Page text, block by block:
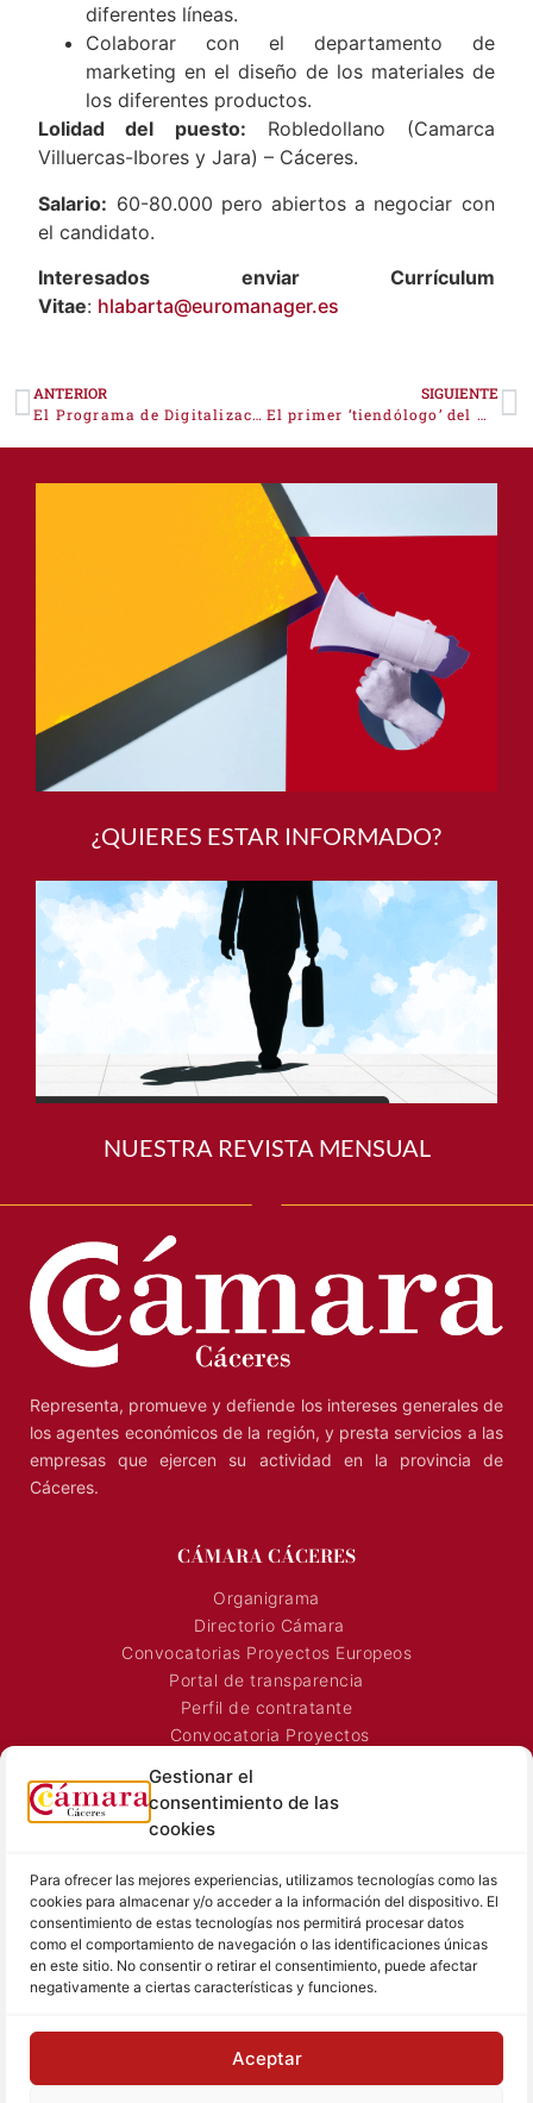
Gestionar el
consentimiento de las
cookies
Para ofrecer las mejores experiencias, utilizamos tecnologías como las
cookies para almacenar y/o acceder a la información del dispositivo. El
consentimiento de estas tecnologías nos permitirá procesar datos
como el comportamiento de navegación o las identificaciones únicas
en este sitio. No consentir o retirar el consentimiento, puede afectar
negativamente a ciertas características y funciones.
Aceptar
en el gestión y control de los costes,
diseñando los maestros de datos de las
diferentes líneas.
Colaborar con el departamento de
marketing en el diseño de los materiales de
los diferentes productos.
Villuercas-Ibores y Jara) – Cáceres.
el candidato.
ANTERIOR
SIGUIENTE
¿QUIERES ESTAR INFORMADO?
NUESTRA REVISTA MENSUAL
Representa, promueve y defiende los intereses generales de
los agentes económicos de la región, y presta servicios a las
CÁMARA CÁCERES
Organigrama
Directorio Cámara
Convocatorias Proyectos Europeos
Portal de transparencia
Perfil de contratante
Convocatoria Proyectos
Horarios Comerciales
Contacto
Directorio AEXTIC
SALA DE PRENSA
Noticias Cámara
Memoria
TEXTOS LEGALES
Aviso Legal